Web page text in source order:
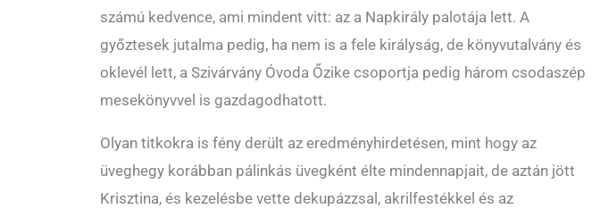
számú kedvence, ami mindent vitt: az a Napkirály palotája lett. A
győztesek jutalma pedig, ha nem is a fele királyság, de könyvutalvány és
oklevél lett, a Szivárvány Óvoda Őzike csoportja pedig három csodaszép
mesekönyvvel is gazdagodhatott.
Olyan titkokra is fény derült az eredményhirdetésen, mint hogy az
üveghegy korábban pálinkás üvegként élte mindennapjait, de aztán jött
Krisztina, és kezelésbe vette dekupázzsal, akrilfestékkel és az